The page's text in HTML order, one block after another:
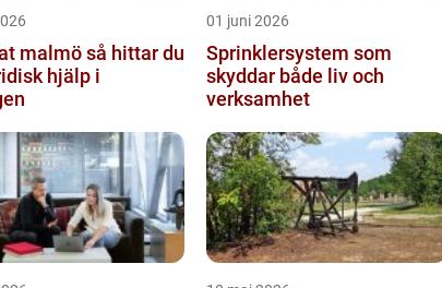
så hittar du
hjälp i
01 juni 2026
Sprinklersystem som
skyddar både liv och
verksamhet